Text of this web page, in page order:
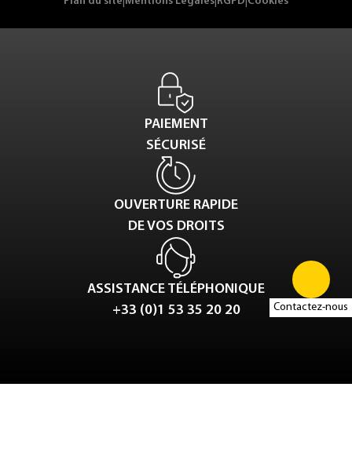
Contactez-nous
PAIEMENT
SÉCURISÉ
OUVERTURE RAPIDE
DE VOS DROITS
ASSISTANCE TÉLÉPHONIQUE
+33 (0)1 53 35 20 20